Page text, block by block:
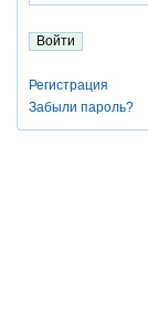
Регистрация
Забыли пароль?